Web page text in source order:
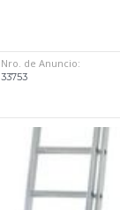
Nro. de Anuncio:
33753